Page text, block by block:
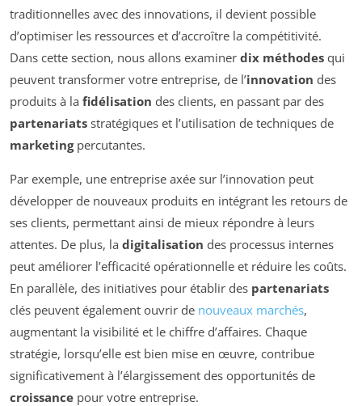
traditionnelles avec des innovations, il devient possible
d’optimiser les ressources et d’accroître la compétitivité.
Dans cette section, nous allons examiner dix méthodes qui
peuvent transformer votre entreprise, de l’innovation des
produits à la fidélisation des clients, en passant par des
partenariats stratégiques et l’utilisation de techniques de
marketingpercutantes.
Par exemple, une entreprise axée sur l’innovation peut
développer de nouveaux produits en intégrant les retours de
ses clients, permettant ainsi de mieux répondre à leurs
attentes. De plus, la digitalisation des processus internes
peut améliorer l’efficacité opérationnelle et réduire les coûts.
En parallèle, des initiatives pour établir des partenariats
clés peuvent également ouvrir de nouveaux marchés,
augmentant la visibilité et le chiffre d’affaires. Chaque
stratégie, lorsqu’elle est bien mise en œuvre, contribue
significativement à l’élargissement des opportunités de
croissance pour votre entreprise.